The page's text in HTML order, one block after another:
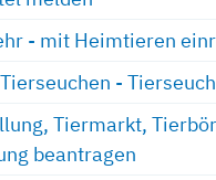
- mit Heimtieren
-
Tiermarkt,
beantragen